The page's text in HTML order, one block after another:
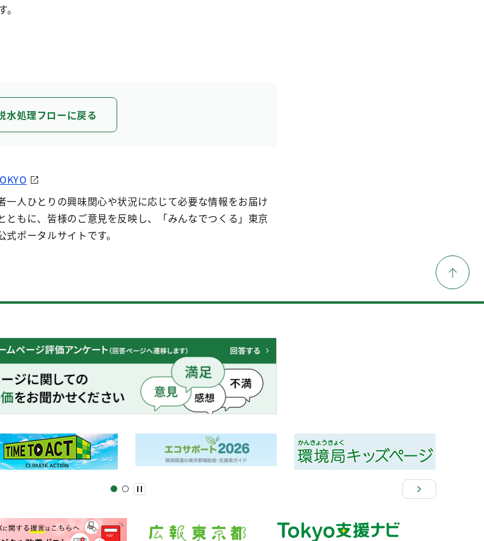
水処理フローに戻る
一人ひとりの興味関心や状況に応じて必要な情報をお届け
ともに、皆様のご意見を反映し、「みんなでつくる」東京
式ポータルサイトです。